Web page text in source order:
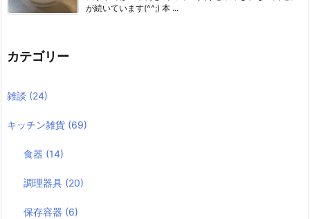
が続いています(^^;) 本 ...
カテゴリー
雑談 (24)
キッチン雑貨 (69)
食器 (14)
調理器具 (20)
保存容器 (6)